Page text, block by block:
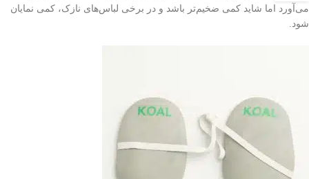
می‌آورد اما شاید کمی ضخیم‌تر باشد و در برخی لباس‌های نازک، کمی نمایان
شود.